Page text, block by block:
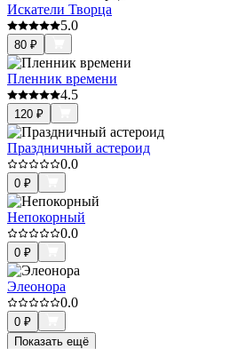
Искатели Творца
5.0
80 ₽
Пленник времени
4.5
120 ₽
Праздничный астероид
0.0
0 ₽
Непокорный
0.0
0 ₽
Элеонора
0.0
0 ₽
Показать ещё